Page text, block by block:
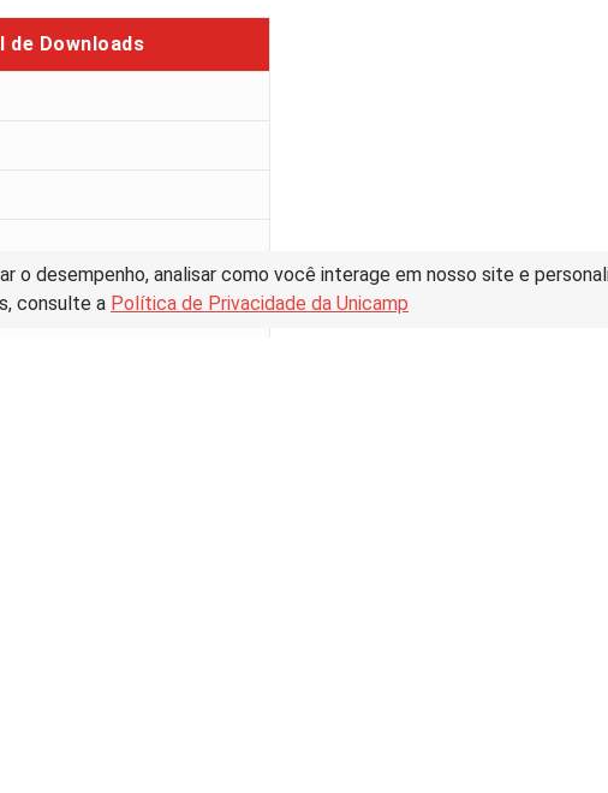
o desempenho, analisar como você interage em nosso site e
consulte a Política de Privacidade da Unicamp
de Downloads